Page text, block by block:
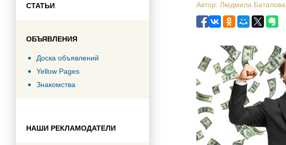
СТАТЬИ
ОБЪЯВЛЕНИЯ
Доска объявлений
Yellow Pages
Знакомства
НАШИ РЕКЛАМОДАТЕЛИ
Автор: Людмила Баталова